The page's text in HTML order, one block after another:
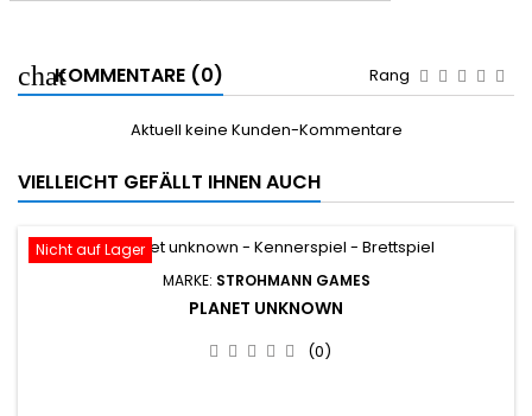
KOMMENTARE (0) Rang
Aktuell keine Kunden-Kommentare
VIELLEICHT GEFÄLLT IHNEN AUCH
Nicht auf Lager
MARKE: STROHMANN GAMES
PLANET UNKNOWN
(0)